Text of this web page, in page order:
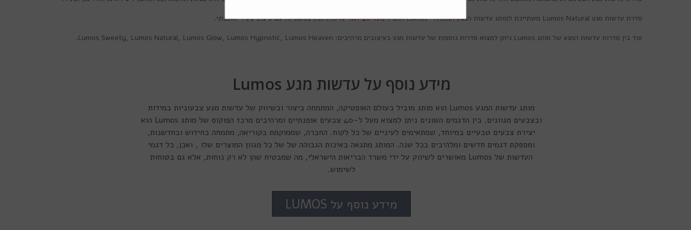
סדרת עדשות מגע Lumos Natural משתייכת למותג עדשות המגע הפופולרי Lumos המכיל מעל 40 דגמי עדשות מגע צבעוניות עם עיצוב צעיר ואופנתי.
עוד בין סדרות עדשות המגע של מותג Lumos ניתן למצוא סדרות נוספות של עדשות מגע בעיצובים מרהיבים: Lumos Sweety, Lumos Natural, Lumos Glow, Lumos Hypnotic, Lumos Heaven
.
מידע נוסף על עדשות מגע Lumos
מותג עדשות המגע Lumos הוא מותג מוביל בעולם האופטיקה, המתמחה ביצור ובשיווק של עדשות מגע צבעוניות במידות
ובצבעים מגוונים. בין הדגמים השונים ניתן למצוא מעל ל-40 צבעים אופנתיים ומרהיבים מרכז הפוקוס של מותג Lumos הוא
יצירת צבעים טבעיים במיוחד, שמתאימים לעיניים של כל לקוח. החברה, שממוקמת בקוריאה, מתמחה בחידוש ובחדשנות,
ומספקת דגמים חדשים ומלהיבים בכל שנה. המותג מתגאה באיכות הגבוהה של של כל מגוון המוצרים שלו , ואכן, כל דגמי
העדשות של Lumos מאושרים לשיווק על ידי משרד הבריאות הישראלי, מה שמבטיח שהן לא רק נוחות, אלא גם בטוחות
לשימוש.
מידע נוסף על LUMOS